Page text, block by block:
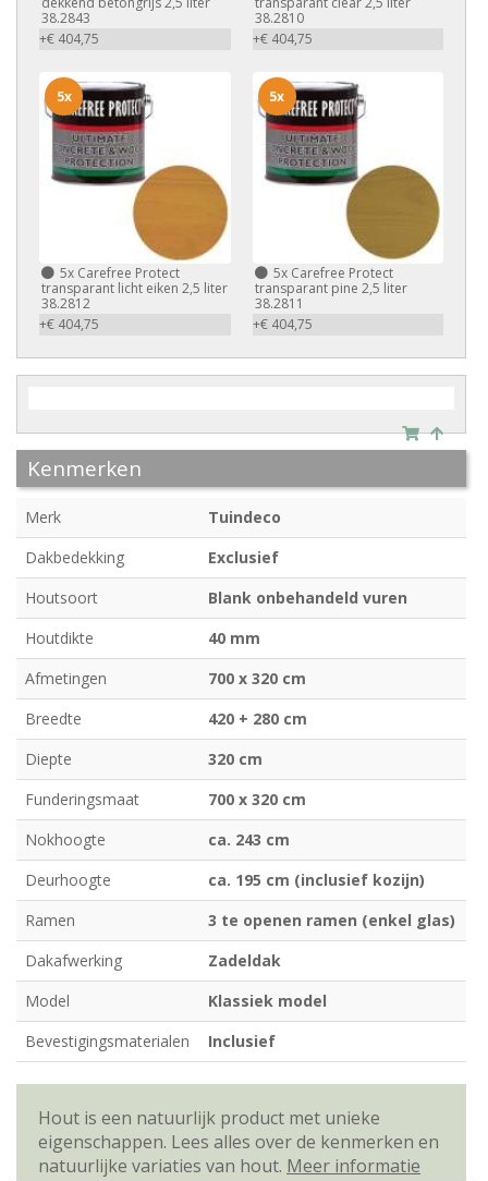
38.2843
+€ 404,75
38.2810
+€ 404,75
5x Carefree Protect
transparant licht eiken 2,5 liter
38.2812
+€ 404,75
5x
5xCarefree Protect
transparant pine 2,5 liter
38.2811
+€ 404,75
5x
Kenmerken
Merk
Tuindeco
Dakbedekking
Exclusief
Houtsoort
Blank onbehandeld vuren
Houtdikte
40 mm
Afmetingen
700 x 320 cm
Breedte
420 + 280 cm
Diepte
320 cm
Funderingsmaat
700 x 320 cm
Nokhoogte
ca. 243 cm
Deurhoogte
ca. 195 cm (inclusief kozijn)
Ramen
3 te openen ramen (enkel glas)
Dakafwerking
Zadeldak
Model
Klassiek model
Bevestigingsmaterialen
Inclusief
Hout is een natuurlijk product met unieke
eigenschappen. Lees alles over de kenmerken en
natuurlijke variaties van hout. Meer informatie